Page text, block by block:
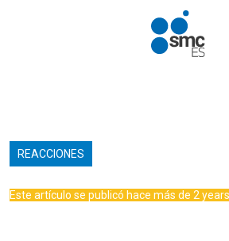
Pasar al contenido principal
REACCIONES
Este artículo se publicó hace más de 2 years